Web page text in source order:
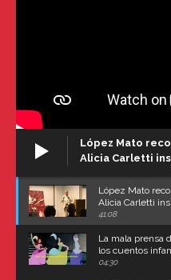
López Mato
Alicia Carletti
López Mato
Alicia Carletti
Carroll
41:08
La mala prensa
los cuentos
04:30